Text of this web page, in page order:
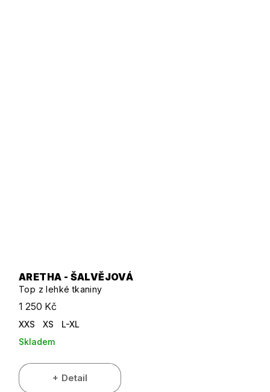
ARETHA - ŠALVĚJOVÁ
Top z lehké tkaniny
1 250 Kč
XXS XS
L-XL
Skladem
Detail